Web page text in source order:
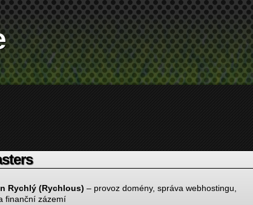
Rychlý (Rychlous) – provoz domény, správa webhostingu,
finanční zázemí